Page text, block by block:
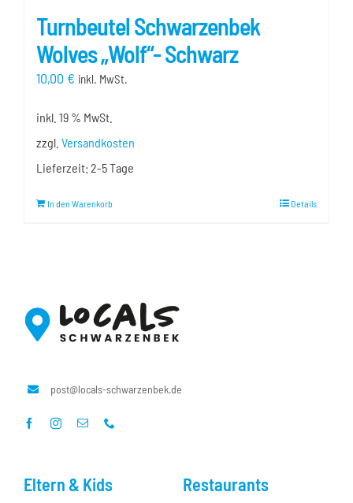
Turnbeutel Schwarzenbek
Wolves „Wolf“- Schwarz
10,00 € inkl. MwSt.
inkl. 19 % MwSt.
zzgl. Versandkosten
Lieferzeit: 2-5 Tage
In den Warenkorb Details
post@locals-schwarzenbek.de
Eltern & Kids Restaurants